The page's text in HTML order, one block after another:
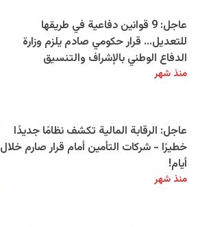
عاجل: 9 قوانين دفاعية في طريقها
للتعديل… قرار حكومي صادم يلزم وزارة
الدفاع الوطني بالإشراف والتنسيق
منذ شهر
عاجل: الرقابة المالية تكشف نظامًا جديدًا
خطيرًا - شركات التأمين أمام قرار صارم خلال
أيام!
منذ شهر